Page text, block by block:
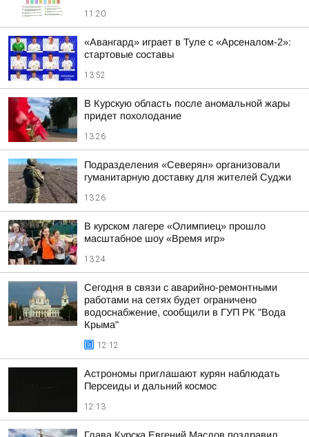
11:20
«Авангард» играет в Туле с «Арсеналом-2»:
стартовые составы
13:52
В Курскую область после аномальной жары
придет похолодание
13:26
Подразделения «Северян» организовали
гуманитарную доставку для жителей Суджи
13:26
В курском лагере «Олимпиец» прошло
масштабное шоу «Время игр»
13:24
Сегодня в связи с аварийно-ремонтными
работами на сетях будет ограничено
водоснабжение, сообщили в ГУП РК "Вода
Крыма"
12:12
Астрономы приглашают курян наблюдать
Персеиды и дальний космос
12:13